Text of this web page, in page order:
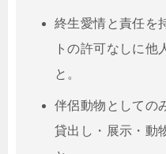
終生愛情と責任を
トの許可なしに他
と。
伴侶動物としての
貸出し・展示・動